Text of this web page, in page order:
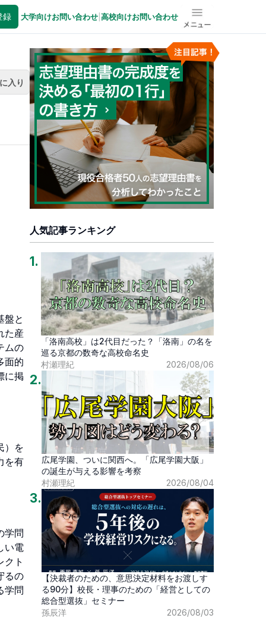
録 大学向けお問い合わせ 高校向けお問い合わせ メニュー
入り
盤と
た産
ムの
面的
に掲
）を
を有
学問
い電
クト
るの
学問
人気記事ランキング
1.
「洛南高校」は2代目だった？「洛南」の名を
巡る京都の数奇な高校命名史
村瀬理紀
2026/08/06
2.
広尾学園、ついに関西へ。「広尾学園大阪」
の誕生が与える影響を考察
村瀬理紀
2026/08/04
3.
【決裁者のための、意思決定材料をお渡しす
る90分】校長・理事のための「経営としての
総合型選抜」セミナー
孫辰洋
2026/08/03